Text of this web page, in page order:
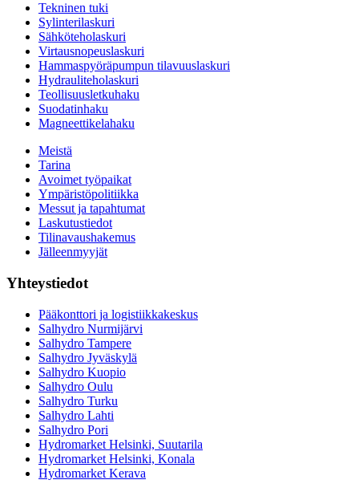
Tekninen tuki
Sylinterilaskuri
Sähköteholaskuri
Virtausnopeuslaskuri
Hammaspyöräpumpun tilavuuslaskuri
Hydrauliteholaskuri
Teollisuusletkuhaku
Suodatinhaku
Magneettikelahaku
Meistä
Tarina
Avoimet työpaikat
Ympäristöpolitiikka
Messut ja tapahtumat
Laskutustiedot
Tilinavaushakemus
Jälleenmyyjät
Yhteystiedot
Pääkonttori ja logistiikkakeskus
Salhydro Nurmijärvi
Salhydro Tampere
Salhydro Jyväskylä
Salhydro Kuopio
Salhydro Oulu
Salhydro Turku
Salhydro Lahti
Salhydro Pori
Hydromarket Helsinki, Suutarila
Hydromarket Helsinki, Konala
Hydromarket Kerava